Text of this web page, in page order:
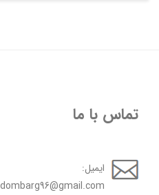
تماس با ما
ایمیل:
dombarg96@gmail.com